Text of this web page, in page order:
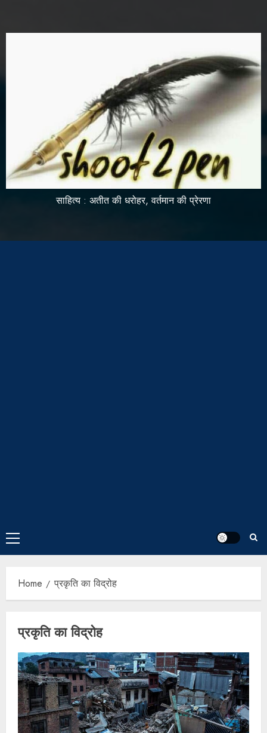
साहित्य : अतीत की धरोहर, वर्तमान की प्रेरणा
Home प्रकृति का विद्रोह
प्रकृति का विद्रोह